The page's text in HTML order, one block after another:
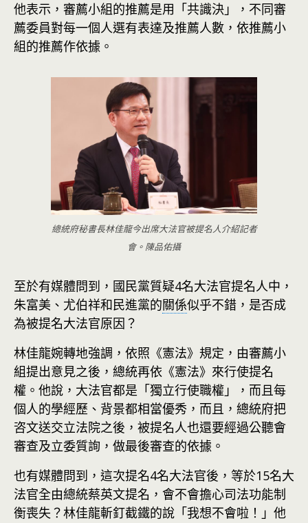
他表示，審薦小組的推薦是用「共識決」，不同審
薦委員對每一個人選有表達及推薦人數，依推薦小
組的推薦作依據。
總統府秘書長林佳龍今出席大法官被提名人介紹記者
會。陳品佑攝
至於有媒體問到，國民黨質疑4名大法官提名人中，
朱富美、尤伯祥和民進黨的關係似乎不錯，是否成
為被提名大法官原因？
林佳龍婉轉地強調，依照《憲法》規定，由審薦小
組提出意見之後，總統再依《憲法》來行使提名
權。他說，大法官都是「獨立行使職權」，而且每
個人的學經歷、背景都相當優秀，而且，總統府把
咨文送交立法院之後，被提名人也還要經過公聽會
審查及立委質詢，做最後審查的依據。
也有媒體問到，這次提名4名大法官後，等於15名大
法官全由總統蔡英文提名，會不會擔心司法功能制
衡喪失？林佳龍斬釘截鐵的說「我想不會啦！」他